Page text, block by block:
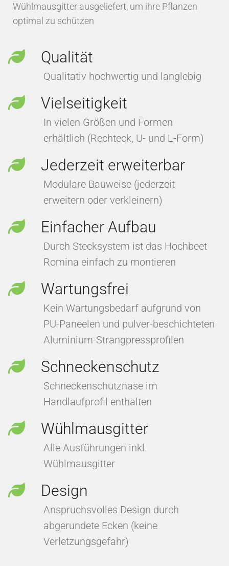
Wühlmausgitter ausgeliefert, um ihre Pflanzen
optimal zu schützen
Qualität
Qualitativ hochwertig und langlebig
Vielseitigkeit
In vielen Größen und Formen
erhältlich (Rechteck, U- und L-Form)
Jederzeit erweiterbar
Modulare Bauweise (jederzeit
erweitern oder verkleinern)
Einfacher Aufbau
Durch Stecksystem ist das Hochbeet
Romina einfach zu montieren
Wartungsfrei
Kein Wartungsbedarf aufgrund von
PU-Paneelen und pulver-beschichteten
Aluminium-Strangpressprofilen
Schneckenschutz
Schneckenschutznase im
Handlaufprofil enthalten
Wühlmausgitter
Alle Ausführungen inkl.
Wühlmausgitter
Design
Anspruchsvolles Design durch
abgerundete Ecken (keine
Verletzungsgefahr)